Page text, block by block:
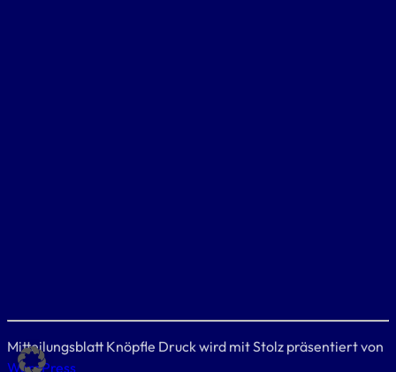
Mitteilungsblatt Knöpfle Druck wird mit Stolz präsentiert von
WordPress